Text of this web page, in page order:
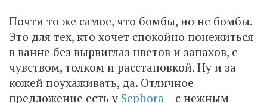
Почти то же самое, что бомбы, но не бомбы.
Это для тех, кто хочет спокойно понежиться
в ванне без вырвиглаз цветов и запахов, с
чувством, толком и расстановкой. Ну и за
кожей поухаживать, да. Отличное
предложение есть у Sephora – c нежным